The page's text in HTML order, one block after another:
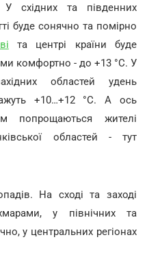
східних та південних
буде сонячно та помірно
та центрі країни буде
комфортно - до +13 °С. У
областей удень
+10…+12 °С. А ось
попрощаються жителі
областей - тут
На сході та заході
у північних та
у центральних регіонах